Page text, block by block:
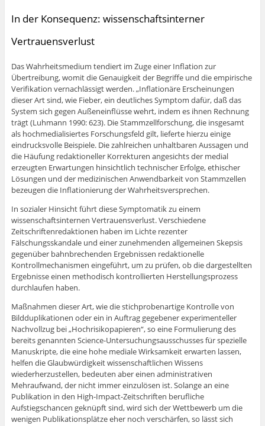
In der Konsequenz: wissenschaftsinterner
Vertrauensverlust
Das Wahrheitsmedium tendiert im Zuge einer Inflation zur
Übertreibung, womit die Genauigkeit der Begriffe und die empirische
Verifikation vernachlässigt werden. „Inflationäre Erscheinungen
dieser Art sind, wie Fieber, ein deutliches Symptom dafür, daß das
System sich gegen Außeneinflüsse wehrt, indem es ihnen Rechnung
trägt (Luhmann 1990: 623). Die Stammzellforschung, die insgesamt
als hochmedialisiertes Forschungsfeld gilt, lieferte hierzu einige
eindrucksvolle Beispiele. Die zahlreichen unhaltbaren Aussagen und
die Häufung redaktioneller Korrekturen angesichts der medial
erzeugten Erwartungen hinsichtlich technischer Erfolge, ethischer
Lösungen und der medizinischen Anwendbarkeit von Stammzellen
bezeugen die Inflationierung der Wahrheitsversprechen.
In sozialer Hinsicht führt diese Symptomatik zu einem
wissenschaftsinternen Vertrauensverlust. Verschiedene
Zeitschriftenredaktionen haben im Lichte rezenter
Fälschungsskandale und einer zunehmenden allgemeinen Skepsis
gegenüber bahnbrechenden Ergebnissen redaktionelle
Kontrollmechanismen eingeführt, um zu prüfen, ob die dargestellten
Ergebnisse einen methodisch kontrollierten Herstellungsprozess
durchlaufen haben.
Maßnahmen dieser Art, wie die stichprobenartige Kontrolle von
Bildduplikationen oder ein in Auftrag gegebener experimenteller
Nachvollzug bei „Hochrisikopapieren“, so eine Formulierung des
bereits genannten Science-Untersuchungsausschusses für spezielle
Manuskripte, die eine hohe mediale Wirksamkeit erwarten lassen,
helfen die Glaubwürdigkeit wissenschaftlichen Wissens
wiederherzustellen, bedeuten aber einen administrativen
Mehraufwand, der nicht immer einzulösen ist. Solange an eine
Publikation in den High-Impact-Zeitschriften berufliche
Aufstiegschancen geknüpft sind, wird sich der Wettbewerb um die
wenigen Publikationsplätze eher noch verschärfen, so lässt sich